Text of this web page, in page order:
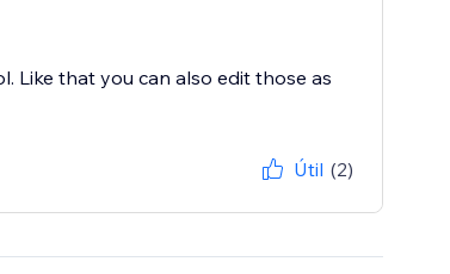
Like that you can also edit those as
Útil (2)